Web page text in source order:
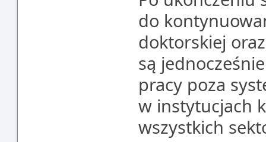
do
doktorskiej
są
pracy poza
w instytucjach
wszystkich